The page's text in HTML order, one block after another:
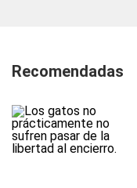
Recomendadas